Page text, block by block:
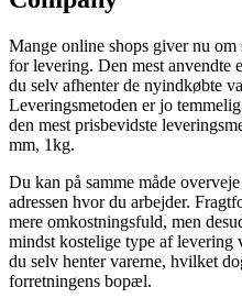
Mange online shops giver nu
for levering. Den mest anvendte
du selv afhenter de nyindkøbte
Leveringsmetoden er jo
den mest prisbevidste
mm, 1kg.
Du kan på samme måde
adressen hvor du arbejder.
mere omkostningsfuld, men
mindst kostelige type af
du selv henter varerne, hvilket
forretningens bopæl.